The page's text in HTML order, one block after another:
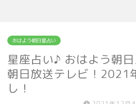
おはよう朝日星占い
星座占い♪ おはよう朝日
朝日放送テレビ！2021
し！